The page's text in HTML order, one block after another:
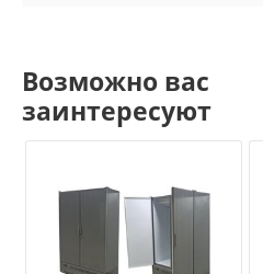
Возможно вас
заинтересуют